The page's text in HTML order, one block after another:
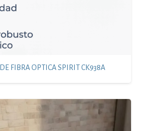
FIBRA OPTICA SPIRIT CK938A